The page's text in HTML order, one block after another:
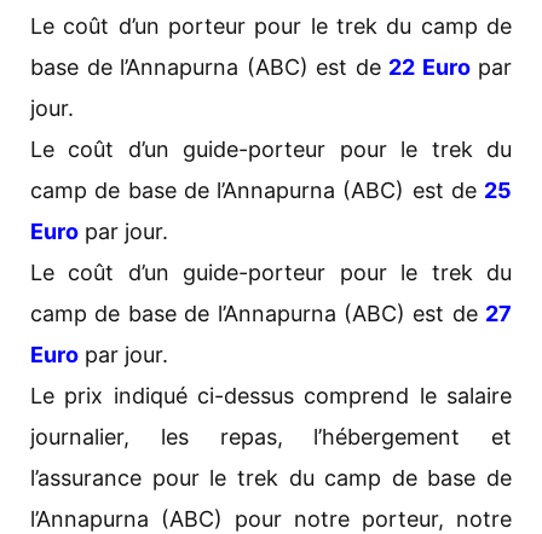
Le coût d’un porteur pour le trek du camp de
base de l’Annapurna (ABC) est de 22 Euro par
jour.
Le coût d’un guide-porteur pour le trek du
camp de base de l’Annapurna (ABC) est de 25
Euro par jour.
Le coût d’un guide-porteur pour le trek du
camp de base de l’Annapurna (ABC) est de 27
Euro par jour.
Le prix indiqué ci-dessus comprend le salaire
journalier, les repas, l’hébergement et
l’assurance pour le trek du camp de base de
l’Annapurna (ABC) pour notre porteur, notre